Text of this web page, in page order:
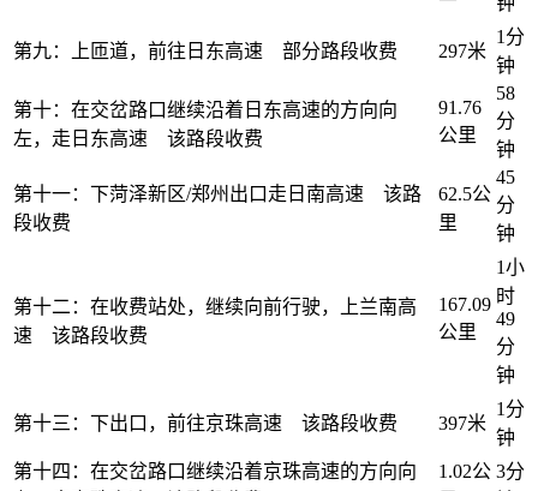
第九：上匝道，前往日东高速 部分路段收费 297米
1分
钟
第十：在交岔路口继续沿着日东高速的方向向
左，走日东高速 该路段收费
91.76
公里
58
分
钟
第十一：下菏泽新区/郑州出口走日南高速 该路
段收费
62.5公
里
45
分
钟
第十二：在收费站处，继续向前行驶，上兰南高
速 该路段收费
167.09
公里
1小
时
49
分
钟
第十三：下出口，前往京珠高速 该路段收费 397米
1分
钟
第十四：在交岔路口继续沿着京珠高速的方向向
1.02公 3分